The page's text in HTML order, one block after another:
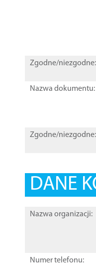
Zgodne/niezgodne:
Nazwa dokumentu:
Zgodne/niezgodne:
DANE
Nazwa organizacji:
Numer telefonu: